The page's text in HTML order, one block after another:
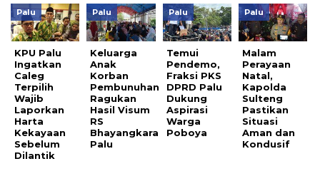
Palu
KPU Palu
Ingatkan
Caleg
Terpilih
Wajib
Laporkan
Harta
Kekayaan
Sebelum
Dilantik
Palu
Keluarga
Anak
Korban
Pembunuhan
Ragukan
Hasil Visum
RS
Bhayangkara
Palu
Palu
Temui
Pendemo,
Fraksi PKS
DPRD Palu
Dukung
Aspirasi
Warga
Poboya
Palu
Malam
Perayaan
Natal,
Kapolda
Sulteng
Pastikan
Situasi
Aman dan
Kondusif